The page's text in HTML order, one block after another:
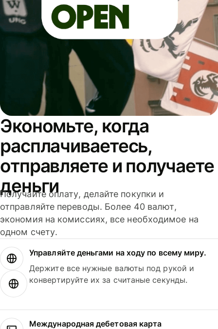
Экономьте, когда
расплачиваетесь,
отправляете и получаете
деньги
Получайте оплату, делайте покупки и
отправляйте переводы. Более 40 валют,
экономия на комиссиях, все необходимое на
одном счету.
Управляйте деньгами на ходу по всему миру.
Держите все нужные валюты под рукой и
конвертируйте их за считаные секунды.
Международная дебетовая карта